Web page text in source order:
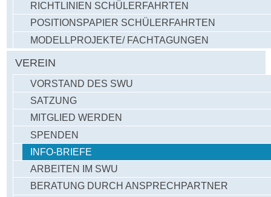
RICHTLINIEN SCHÜLERFAHRTEN
POSITIONSPAPIER SCHÜLERFAHRTEN
MODELLPROJEKTE/ FACHTAGUNGEN
VEREIN
VORSTAND DES SWU
SATZUNG
MITGLIED WERDEN
SPENDEN
INFO-BRIEFE
ARBEITEN IM SWU
BERATUNG DURCH ANSPRECHPARTNER